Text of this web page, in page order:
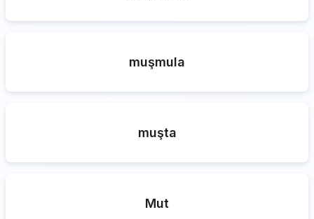
muşmula
muşta
Mut